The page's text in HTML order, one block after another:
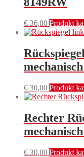
€ 36,00 Produkt
€ 30,00 Produkt
Rechter
€ 30,00 Produkt